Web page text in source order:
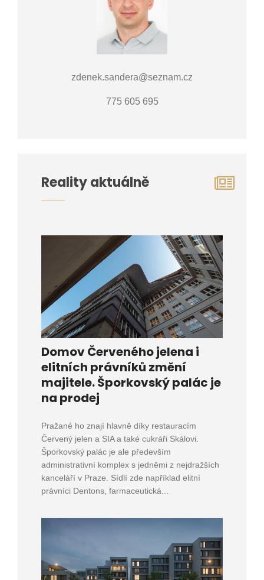
zdenek.sandera@seznam.cz
775 605 695
Reality aktuálně
Domov Červeného jelena i
elitních právníků změní
majitele. Šporkovský palác je
na prodej
Pražané ho znají hlavně díky restauracím
Červený jelen a SIA a také cukráři Skálovi.
Šporkovský palác je ale především
administrativní komplex s jedněmi z nejdražších
kanceláří v Praze. Sídlí zde například elitní
právníci Dentons, farmaceutická...